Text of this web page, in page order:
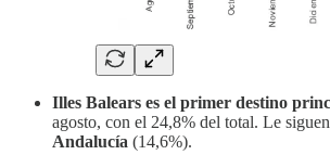
Illes Balears es el primer destino
agosto, con el 24,8% del total. Le siguen
Andalucía (14,6%).